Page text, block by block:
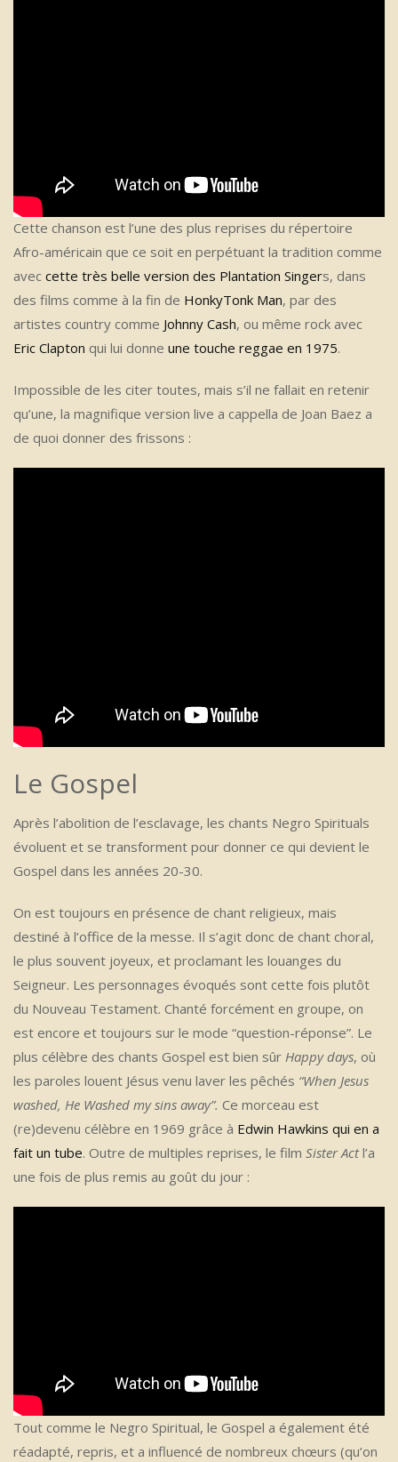
Cette chanson est l’une des plus reprises du répertoire
Afro-américain que ce soit en perpétuant la tradition comme
avec cette très belle version des Plantation Singers, dans
des films comme à la fin de HonkyTonk Man, par des
artistes country comme Johnny Cash, ou même rock avec
Eric Clapton qui lui donne une touche reggae en 1975.
Impossible de les citer toutes, mais s’il ne fallait en retenir
qu’une, la magnifique version live a cappella de Joan Baez a
de quoi donner des frissons :
Le Gospel
Après l’abolition de l’esclavage, les chants Negro Spirituals
évoluent et se transforment pour donner ce qui devient le
Gospel dans les années 20-30.
On est toujours en présence de chant religieux, mais
destiné à l’office de la messe. Il s’agit donc de chant choral,
le plus souvent joyeux, et proclamant les louanges du
Seigneur. Les personnages évoqués sont cette fois plutôt
du Nouveau Testament. Chanté forcément en groupe, on
est encore et toujours sur le mode “question-réponse”. Le
plus célèbre des chants Gospel est bien sûr Happy days, où
les paroles louent Jésus venu laver les pêchés “When Jesus
washed, He Washed my sins away”. Ce morceau est
(re)devenu célèbre en 1969 grâce à Edwin Hawkins qui en a
fait un tube. Outre de multiples reprises, le film Sister Actl’a
une fois de plus remis au goût du jour :
Tout comme le Negro Spiritual, le Gospel a également été
réadapté, repris, et a influencé de nombreux chœurs (qu’on